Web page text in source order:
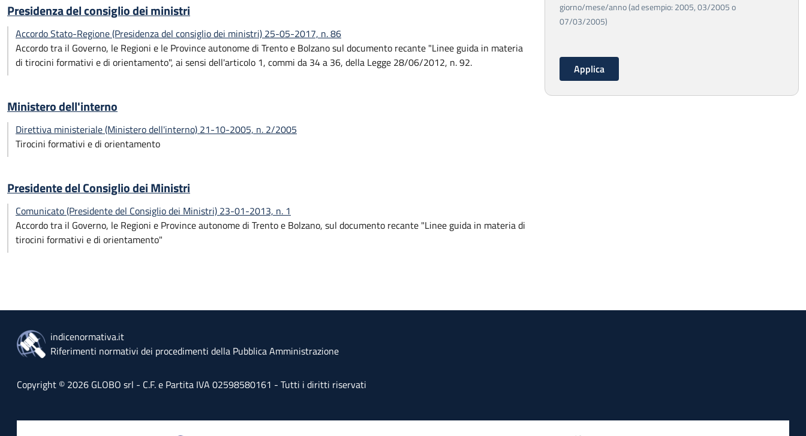
Presidenza del consiglio dei ministri
Accordo Stato-Regione (Presidenza del consiglio dei ministri) 25-05-2017, n. 86
Accordo tra il Governo, le Regioni e le Province autonome di Trento e Bolzano sul documento recante "Linee guida in materia
di tirocini formativi e di orientamento", ai sensi dell'articolo 1, commi da 34 a 36, della Legge 28/06/2012, n. 92.
Ministero dell'interno
Direttiva ministeriale (Ministero dell'interno) 21-10-2005, n. 2/2005
Tirocini formativi e di orientamento
Presidente del Consiglio dei Ministri
Comunicato (Presidente del Consiglio dei Ministri) 23-01-2013, n. 1
Accordo tra il Governo, le Regioni e Province autonome di Trento e Bolzano, sul documento recante "Linee guida in materia di
tirocini formativi e di orientamento"
giorno/mese/anno (ad esempio: 2005, 03/2005 o
07/03/2005)
indicenormativa.it
Riferimenti normativi dei procedimenti della Pubblica Amministrazione
Copyright © 2026 GLOBO srl - C.F. e Partita IVA 02598580161 - Tutti i diritti riservati